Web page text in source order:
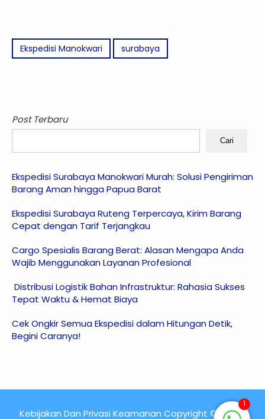
Ekspedisi Manokwari surabaya
Post Terbaru
Cari
Ekspedisi Surabaya Manokwari Murah: Solusi Pengiriman
Barang Aman hingga Papua Barat
Ekspedisi Surabaya Ruteng Terpercaya, Kirim Barang
Cepat dengan Tarif Terjangkau
Cargo Spesialis Barang Berat: Alasan Mengapa Anda
Wajib Menggunakan Layanan Profesional
Distribusi Logistik Bahan Infrastruktur: Rahasia Sukses
Tepat Waktu & Hemat Biaya
Cek Ongkir Semua Ekspedisi dalam Hitungan Detik,
Begini Caranya!
Kebijakan Dan Privasi Keamanan Copyright © 2015 -
1